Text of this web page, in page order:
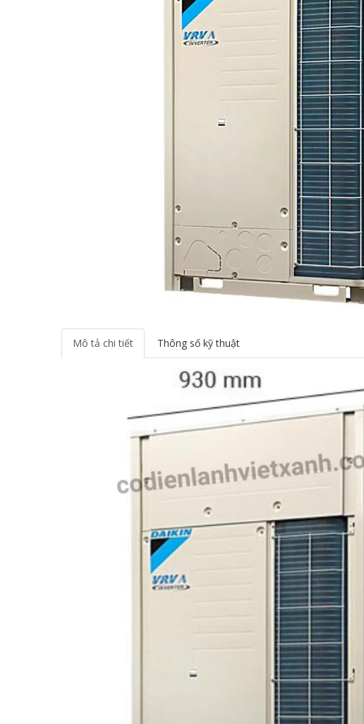
Mô tả chi tiết Thông số kỹ thuật